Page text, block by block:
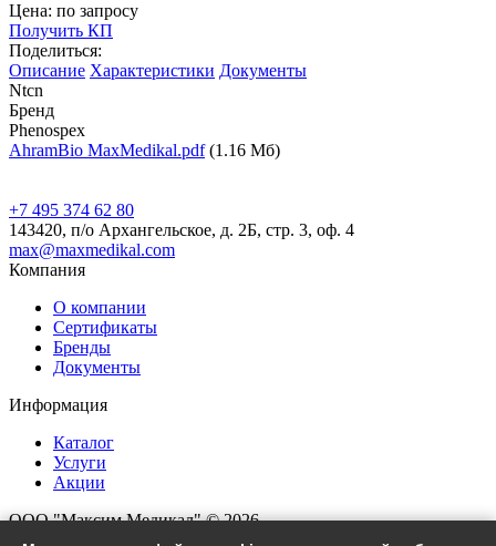
Цена: по запросу
Получить КП
Поделиться:
Описание Характеристики Документы
Ntcn
Бренд
Phenospex
AhramBio MaxMedikal.pdf (1.16 Мб)
+7 495 374 62 80
143420, п/о Архангельское, д. 2Б, стр. 3, оф. 4
max@maxmedikal.com
Компания
О компании
Сертификаты
Бренды
Документы
Информация
Каталог
Услуги
Акции
ООО "Максим Медикал" © 2026
Все права защищены